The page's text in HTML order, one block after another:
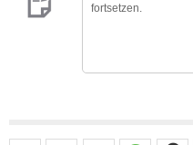
fortsetzen.